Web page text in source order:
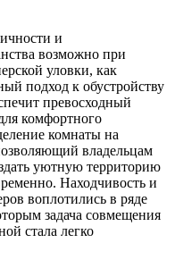
и
возможно при
уловки, как
подход к обустройству
превосходный
комфортного
комнаты на
владельцам
уютную территорию
Находчивость и
воплотились в ряде
задача совмещения
стала легко